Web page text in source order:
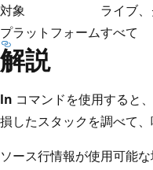
対象
ライブ
プラットフォームすべて
解説
ln コマンドを使用すると
損したスタックを調べて
ソース行情報が使用可能な